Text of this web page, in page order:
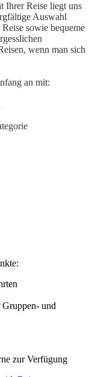
Ihrer Reise liegt uns
Auswahl
sowie bequeme
wenn man sich
an mit:
und
zur Verfügung